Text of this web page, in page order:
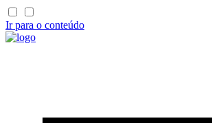
Ir para o conteúdo